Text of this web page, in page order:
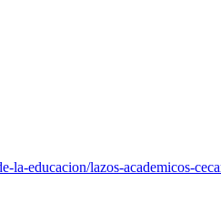
educacion/lazos-academicos-